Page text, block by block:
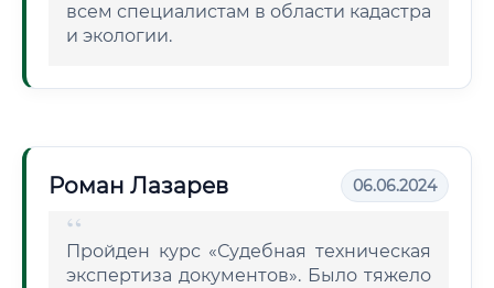
всем специалистам в области кадастра
и экологии.
Роман Лазарев 06.06.2024
Пройден курс «Судебная техническая
экспертиза документов». Было тяжело